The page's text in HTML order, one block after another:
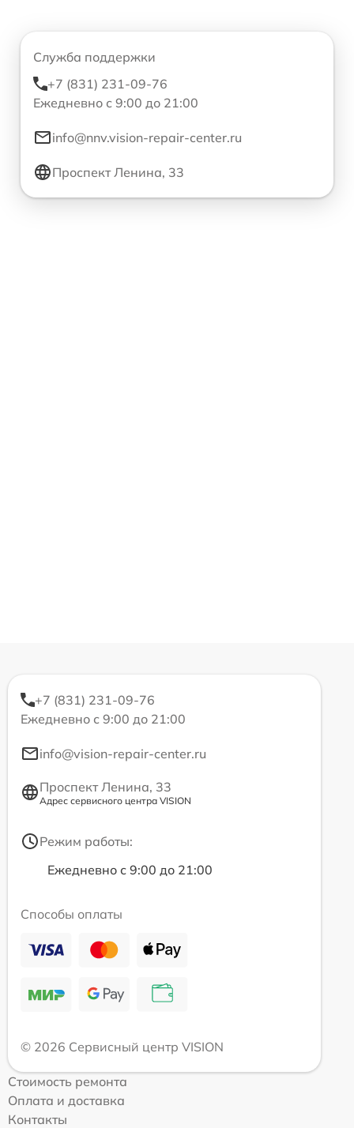
Служба поддержки
+7 (831) 231-09-76
Ежедневно с 9:00 до 21:00
info@nnv.vision-repair-center.ru
Проспект Ленина, 33
+7 (831) 231-09-76
Ежедневно с 9:00 до 21:00
info@vision-repair-center.ru
Проспект Ленина, 33
Адрес сервисного центра VISION
Режим работы:
Ежедневно с 9:00 до 21:00
Способы оплаты
© 2026 Сервисный центр VISION
Стоимость ремонта
Оплата и доставка
Контакты